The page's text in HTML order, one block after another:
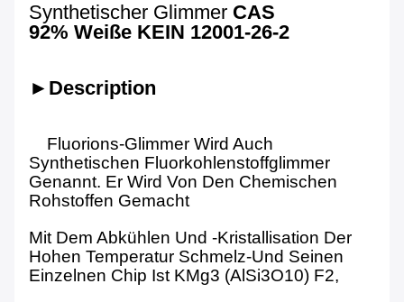
Synthetischer Glimmer CAS
92% Weiße KEIN 12001-26-2
►Description
Fluorions-Glimmer Wird Auch
Synthetischen Fluorkohlenstoffglimmer
Genannt. Er Wird Von Den Chemischen
Rohstoffen Gemacht
Mit Dem Abkühlen Und -kristallisation Der
Hohen Temperatur Schmelz-Und Seinen
Einzelnen Chip Ist KMg3 (AlSi3O10) F2,